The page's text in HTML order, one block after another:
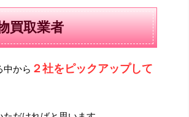
買取業者
中から ２社をピックアップして